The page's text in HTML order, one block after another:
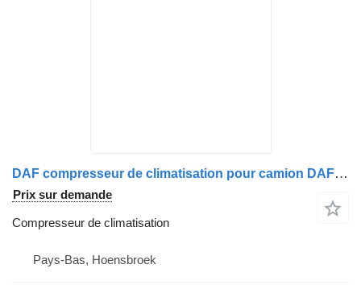
DAF compresseur de climatisation pour camion DAF XF105, CF85IV
Prix sur demande
Compresseur de climatisation
Pays-Bas, Hoensbroek